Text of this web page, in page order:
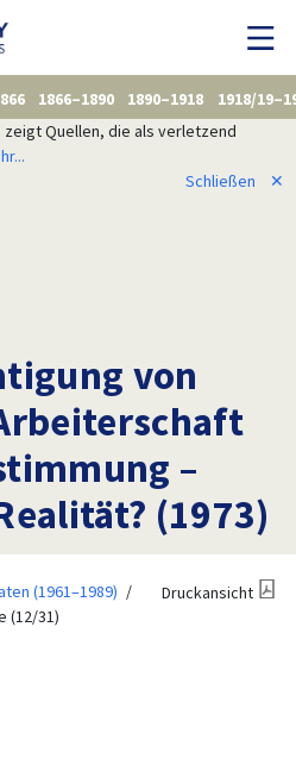
1866–1890 1890–1918
1918/
zeigt Quellen, die als verletzend
Schließen
✕
von
–
(1973)
(1961–1989)
(12/31)
Druckansicht